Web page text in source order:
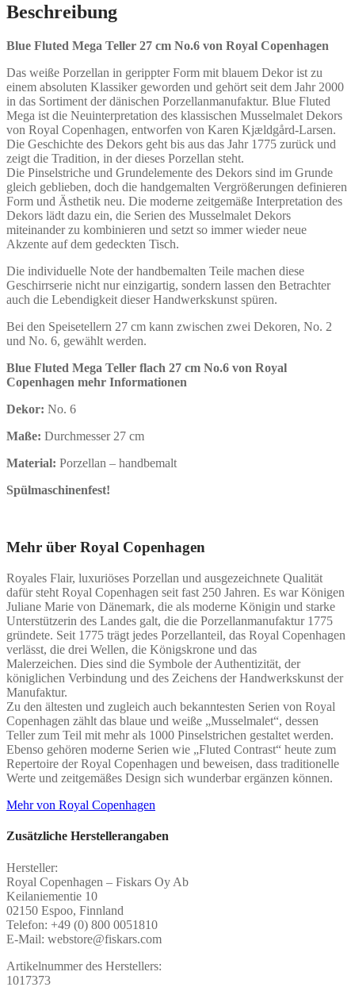
Beschreibung
Blue Fluted Mega Teller 27 cm No.6 von Royal Copenhagen
Das weiße Porzellan in gerippter Form mit blauem Dekor ist zu
einem absoluten Klassiker geworden und gehört seit dem Jahr 2000
in das Sortiment der dänischen Porzellanmanufaktur. Blue Fluted
Mega ist die Neuinterpretation des klassischen Musselmalet Dekors
von Royal Copenhagen, entworfen von Karen Kjældgård-Larsen.
Die Geschichte des Dekors geht bis aus das Jahr 1775 zurück und
zeigt die Tradition, in der dieses Porzellan steht.
Die Pinselstriche und Grundelemente des Dekors sind im Grunde
gleich geblieben, doch die handgemalten Vergrößerungen definieren
Form und Ästhetik neu. Die moderne zeitgemäße Interpretation des
Dekors lädt dazu ein, die Serien des Musselmalet Dekors
miteinander zu kombinieren und setzt so immer wieder neue
Akzente auf dem gedeckten Tisch.
Die individuelle Note der handbemalten Teile machen diese
Geschirrserie nicht nur einzigartig, sondern lassen den Betrachter
auch die Lebendigkeit dieser Handwerkskunst spüren.
Bei den Speisetellern 27 cm kann zwischen zwei Dekoren, No. 2
und No. 6, gewählt werden.
Blue Fluted Mega Teller flach 27 cm No.6 von Royal
Copenhagen mehr Informationen
Dekor: No. 6
Maße: Durchmesser 27 cm
Material: Porzellan – handbemalt
Spülmaschinenfest!
Mehr über Royal Copenhagen
Royales Flair, luxuriöses Porzellan und ausgezeichnete Qualität
dafür steht Royal Copenhagen seit fast 250 Jahren. Es war Königen
Juliane Marie von Dänemark, die als moderne Königin und starke
Unterstützerin des Landes galt, die die Porzellanmanufaktur 1775
gründete. Seit 1775 trägt jedes Porzellanteil, das Royal Copenhagen
verlässt, die drei Wellen, die Königskrone und das
Malerzeichen. Dies sind die Symbole der Authentizität, der
königlichen Verbindung und des Zeichens der Handwerkskunst der
Manufaktur.
Zu den ältesten und zugleich auch bekanntesten Serien von Royal
Copenhagen zählt das blaue und weiße „Musselmalet“, dessen
Teller zum Teil mit mehr als 1000 Pinselstrichen gestaltet werden.
Ebenso gehören moderne Serien wie „Fluted Contrast“ heute zum
Repertoire der Royal Copenhagen und beweisen, dass traditionelle
Werte und zeitgemäßes Design sich wunderbar ergänzen können.
Mehr von Royal Copenhagen
Zusätzliche Herstellerangaben
Hersteller:
Royal Copenhagen – Fiskars Oy Ab
Keilaniementie 10
02150 Espoo, Finnland
Telefon: +49 (0) 800 0051810
E-Mail: webstore@fiskars.com
Artikelnummer des Herstellers:
1017373